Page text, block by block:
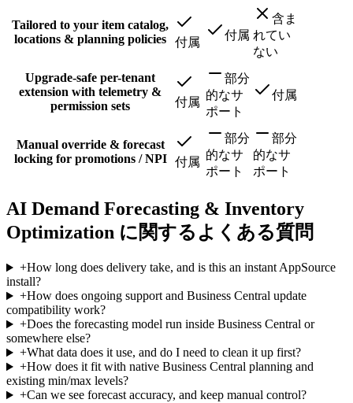
Tailored to your item catalog,
locations & planning policies
付属
付属
含ま
れてい
ない
Upgrade-safe per-tenant
extension with telemetry &
permission sets
付属
部分
的なサ
ポート
付属
Manual override & forecast
locking for promotions / NPI
付属
部分
的なサ
ポート
部分
的なサ
ポート
AI Demand Forecasting & Inventory
Optimization に関するよくある質問
+How long does delivery take, and is this an instant AppSource
install?
+How does ongoing support and Business Central update
compatibility work?
+Does the forecasting model run inside Business Central or
somewhere else?
+What data does it use, and do I need to clean it up first?
+How does it fit with native Business Central planning and
existing min/max levels?
+Can we see forecast accuracy, and keep manual control?